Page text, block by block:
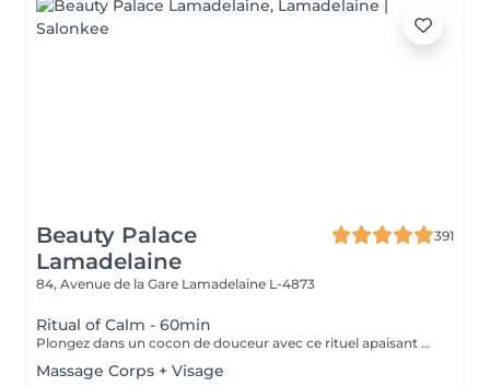
Beauty Palace
Lamadelaine
391
84, Avenue de la Gare Lamadelaine L-4873
Ritual of Calm - 60min
Plongez dans un cocon de douceur avec ce rituel apaisant de 60 minutes, conçu pour relâcher les tensions accumulées et calmer l'agitation mentale. Ce soin associe un massage doux et ciblé du cuir chevelu à des manuvres manuelles sur la nuque et les épaules, pour une relaxation physique immédiate. Grâce à l'aromathérapie et à une ambiance enveloppante, ce rituel stimule la circulation sanguine, dégage les tensions crâniennes et procure une sensation de clarté et de légèreté. Les cheveux sont également séchés à la fin du soin, pour un retour à votre quotidien en toute élégance.
Massage Corps + Visage